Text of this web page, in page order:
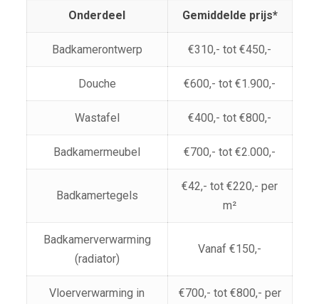
Onderdeel Gemiddelde prijs*
Badkamerontwerp €310,- tot €450,-
Douche €600,- tot €1.900,-
Wastafel €400,- tot €800,-
Badkamermeubel €700,- tot €2.000,-
Badkamertegels
€42,- tot €220,- per
m²
Badkamerverwarming
(radiator)
Vanaf €150,-
Vloerverwarming in
€700,- tot €800,- per